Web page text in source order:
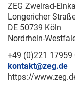
ZEG Zweirad-
Longericher
DE 50739 Köln
Nordrhein-
+49 (0)221 17959
kontakt@zeg.de
https://